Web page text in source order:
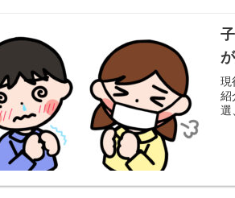
現
紹
選